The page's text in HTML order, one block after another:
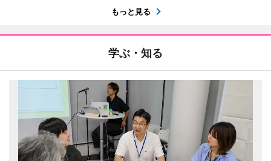
もっと見る
学ぶ・知る